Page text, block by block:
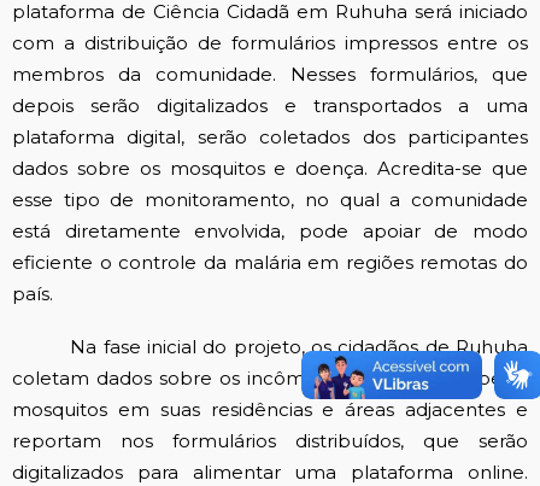
plataforma de Ciência Cidadã em Ruhuha será iniciado
com a distribuição de formulários impressos entre os
membros da comunidade. Nesses formulários, que
depois serão digitalizados e transportados a uma
plataforma digital, serão coletados dos participantes
dados sobre os mosquitos e doença. Acredita-se que
esse tipo de monitoramento, no qual a comunidade
está diretamente envolvida, pode apoiar de modo
eficiente o controle da malária em regiões remotas do
país.
Na fase inicial do projeto, os cidadãos de Ruhuha
coletam dados sobre os incômodos ocasionados pelos
mosquitos em suas residências e áreas adjacentes e
reportam nos formulários distribuídos, que serão
digitalizados para alimentar uma plataforma online.